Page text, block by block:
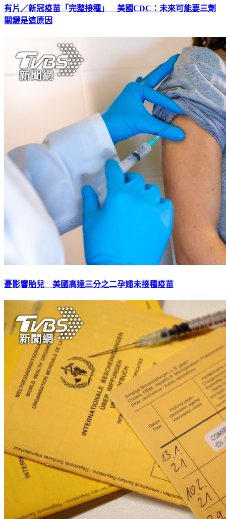
有片／新冠疫苗「完整接種」 美國CDC：未來可能要三劑
關鍵是這原因
憂影響胎兒 美國高達三分之二孕婦未接種疫苗